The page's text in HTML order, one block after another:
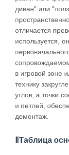
диван" или
отличается
используется,
в игровой зоне
технику
углов, а точки
и петлей,
демонтаж.
ⅡТаблица